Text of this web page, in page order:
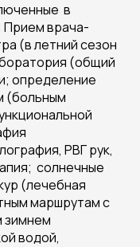
в
Прием врача-
(в летний сезон
(общий
определение
(больным
РВГ рук,
солнечные
(лечебная
маршрутам с
зимнем
водой,